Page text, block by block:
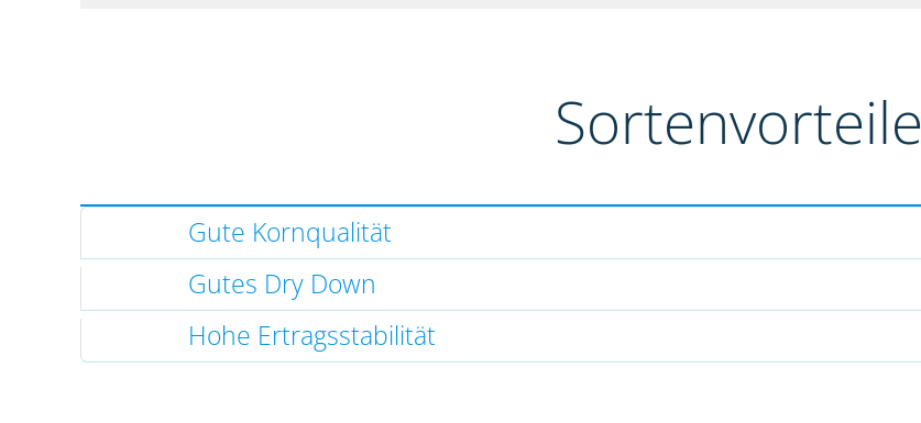
Sortenvorteile
Gute Kornqualität
Gutes Dry Down
Hohe Ertragsstabilität